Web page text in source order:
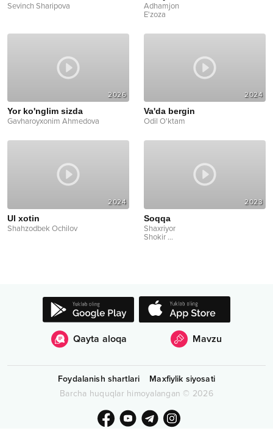
Sevinch Sharipova
Adhamjon
E'zoza
2026
Yor ko'nglim sizda
Gavharoyxonim Ahmedova
2024
Va'da bergin
Odil O'ktam
2024
Ul xotin
Shahzodbek Ochilov
2023
Soqqa
Shaxriyor
Shokir ...
Qayta aloqa Mavzu
Foydalanish shartlari
Maxfiylik siyosati
Barcha huquqlar himoyalangan © 2026